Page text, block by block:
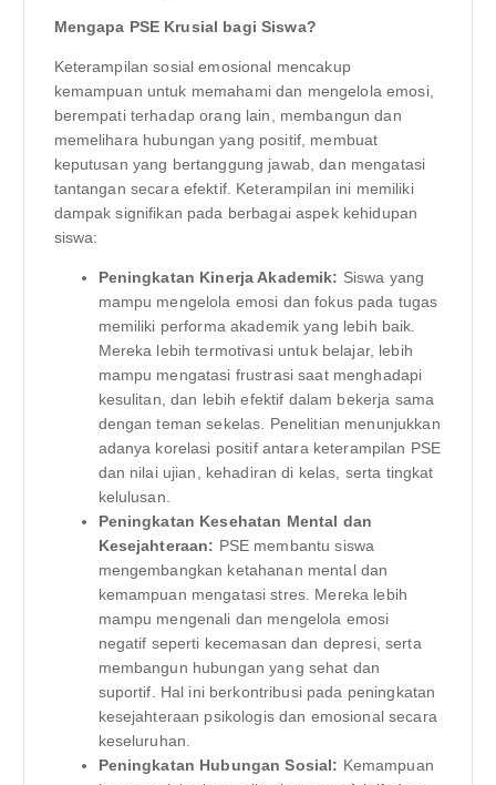
Mengapa PSE Krusial bagi Siswa?
Keterampilan sosial emosional mencakup
kemampuan untuk memahami dan mengelola emosi,
berempati terhadap orang lain, membangun dan
memelihara hubungan yang positif, membuat
keputusan yang bertanggung jawab, dan mengatasi
tantangan secara efektif. Keterampilan ini memiliki
dampak signifikan pada berbagai aspek kehidupan
siswa:
Peningkatan Kinerja Akademik: Siswa yang
mampu mengelola emosi dan fokus pada tugas
memiliki performa akademik yang lebih baik.
Mereka lebih termotivasi untuk belajar, lebih
mampu mengatasi frustrasi saat menghadapi
kesulitan, dan lebih efektif dalam bekerja sama
dengan teman sekelas. Penelitian menunjukkan
adanya korelasi positif antara keterampilan PSE
dan nilai ujian, kehadiran di kelas, serta tingkat
kelulusan.
Peningkatan Kesehatan Mental dan
Kesejahteraan: PSE membantu siswa
mengembangkan ketahanan mental dan
kemampuan mengatasi stres. Mereka lebih
mampu mengenali dan mengelola emosi
negatif seperti kecemasan dan depresi, serta
membangun hubungan yang sehat dan
suportif. Hal ini berkontribusi pada peningkatan
kesejahteraan psikologis dan emosional secara
keseluruhan.
Peningkatan Hubungan Sosial: Kemampuan